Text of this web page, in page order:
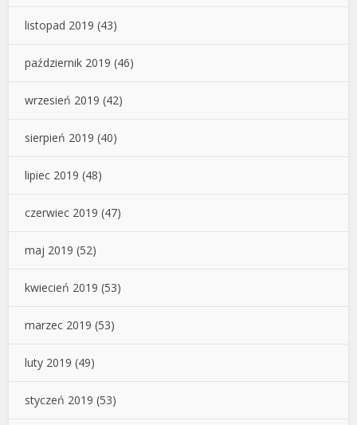
listopad 2019 (43)
październik 2019 (46)
wrzesień 2019 (42)
sierpień 2019 (40)
lipiec 2019 (48)
czerwiec 2019 (47)
maj 2019 (52)
kwiecień 2019 (53)
marzec 2019 (53)
luty 2019 (49)
styczeń 2019 (53)